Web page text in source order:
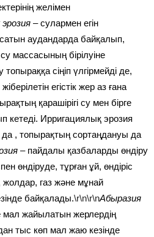
желімен
–сулармен егін
аудандарда байқалып,
массасының бірілуіне
сіңіп үлгірмейді де,
егістік жер аз ғана
қарашірігі су мен бірге
кетеді. Ирригациялық эрозия
да , топырақтың сортаңдануы да
– пайдалы қазбаларды өндіру
өндіруде, тұрған ұй, өндіріс
газ және мұнай
байқалады.\r\n\r\nАбыразия
мал жайылатын жерлердің
тыс көп мал жаю кезінде